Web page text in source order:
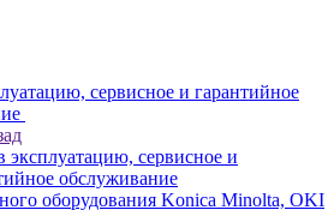
сервисное и гарантийное
эксплуатацию, сервисное и
обслуживание
оборудования Konica Minolta, OKI